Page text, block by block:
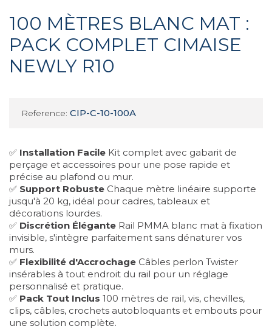
100 MÈTRES BLANC MAT :
PACK COMPLET CIMAISE
NEWLY R10
Reference: CIP-C-10-100A
✅ Installation Facile Kit complet avec gabarit de
perçage et accessoires pour une pose rapide et
précise au plafond ou mur.
✅ Support Robuste Chaque mètre linéaire supporte
jusqu'à 20 kg, idéal pour cadres, tableaux et
décorations lourdes.
✅ Discrétion Élégante Rail PMMA blanc mat à fixation
invisible, s'intègre parfaitement sans dénaturer vos
murs.
✅ Flexibilité d'Accrochage Câbles perlon Twister
insérables à tout endroit du rail pour un réglage
personnalisé et pratique.
✅ Pack Tout Inclus 100 mètres de rail, vis, chevilles,
clips, câbles, crochets autobloquants et embouts pour
une solution complète.